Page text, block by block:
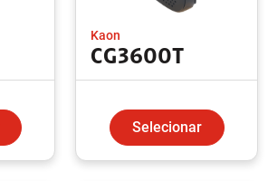
Kaon
CG3600T
Selecionar